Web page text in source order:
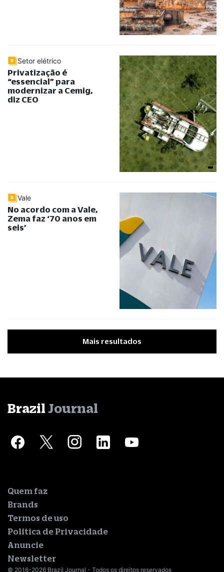
Setor elétrico
Privatização é
“essencial” para
modernizar a Cemig,
diz CEO
Vale
No acordo com a Vale,
Zema faz ‘70 anos em
seis’
Mais resultados
Brazil Journal
Quem faz
Brands
Termos de uso
Política de Privacidade
Anuncie
Newsletter
© 2016-2026 Brazil Journal - Todos os direitos reservados